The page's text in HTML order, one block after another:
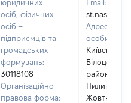
юридичних
осіб, фізичних
осіб –
підприємців та
громадських
формувань:
30118108
Організаційно-
правова форма:
Email:
Адреса
особи:
Київська
район, село
Пилипча,
Жовтнева,